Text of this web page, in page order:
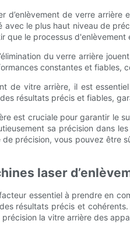
d’enlèvement de verre
le plus haut niveau de
le processus
du verre arrière
constantes et fiables,
de vitre arrière, il est
résultats précis et fiables,
est cruciale pour garantir le
sa précision dans
précision, vous pouvez être
laser
essentiel à prendre en
résultats précis et
la vitre arrière des